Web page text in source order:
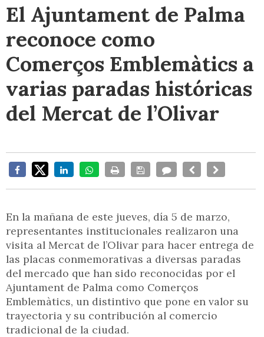
El Ajuntament de Palma
reconoce como
Comerços Emblemàtics a
varias paradas históricas
del Mercat de l’Olivar
En la mañana de este jueves, día 5 de marzo,
representantes institucionales realizaron una
visita al Mercat de l’Olivar para hacer entrega de
las placas conmemorativas a diversas paradas
del mercado que han sido reconocidas por el
Ajuntament de Palma como Comerços
Emblemàtics, un distintivo que pone en valor su
trayectoria y su contribución al comercio
tradicional de la ciudad.